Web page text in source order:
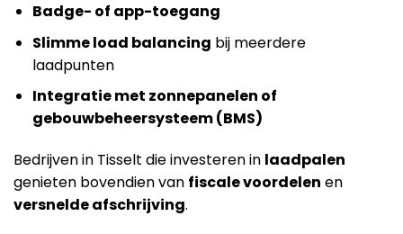
Badge- of app-toegang
Slimme load balancing bij meerdere
laadpunten
Integratie met zonnepanelen of
gebouwbeheersysteem (BMS)
Bedrijven in Tisselt die investeren in laadpalen
genieten bovendien van fiscale voordelen en
versnelde afschrijving.